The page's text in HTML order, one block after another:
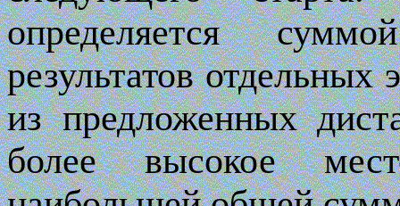
определяется
результатов
из предложенных
более высокое